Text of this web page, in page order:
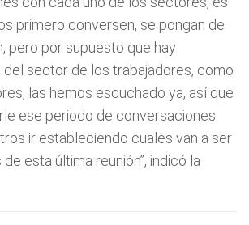
primero conversen, se pongan de
pero por supuesto que hay
sector de los trabajadores, como
las hemos escuchado ya, así que
ese periodo de conversaciones
ir estableciendo cuales van a ser
esta última reunión”, indicó la